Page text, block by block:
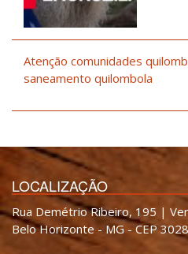
Atenção comunidades
saneamento quilombola
LOCALIZAÇÃO
Rua Demétrio Ribeiro, 195 |
Belo Horizonte - MG - CEP